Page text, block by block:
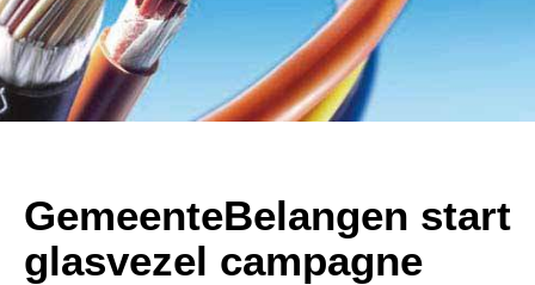
GemeenteBelangen start
glasvezel campagne